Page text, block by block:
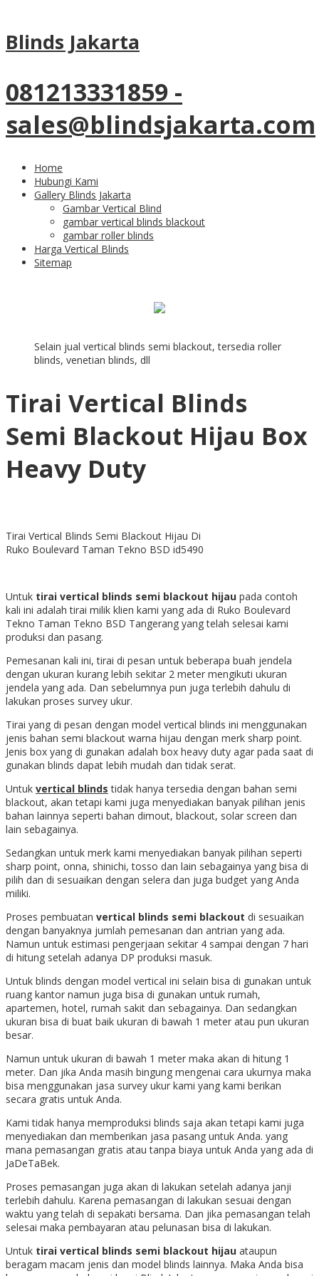
Blinds Jakarta
081213331859 -
sales@blindsjakarta.com
Home
Hubungi Kami
Gallery Blinds Jakarta
Gambar Vertical Blind
gambar vertical blinds blackout
gambar roller blinds
Harga Vertical Blinds
Sitemap
Tag Archives:
semi blackout sharp point
18 Jun
Hasil Pemasangan Tirai
Vertical Blinds Semi
Blackout Hijau Di Ruko
Boulevard Taman Tekno
BSD
Selain jual vertical blinds semi blackout, tersedia roller
blinds, venetian blinds, dll
Tirai Vertical Blinds
Semi Blackout Hijau Box
Heavy Duty
Tirai Vertical Blinds Semi Blackout Hijau Di
Ruko Boulevard Taman Tekno BSD id5490
Untuk tirai vertical blinds semi blackout hijau pada contoh
kali ini adalah tirai milik klien kami yang ada di Ruko Boulevard
Tekno Taman Tekno BSD Tangerang yang telah selesai kami
produksi dan pasang.
Pemesanan kali ini, tirai di pesan untuk beberapa buah jendela
dengan ukuran kurang lebih sekitar 2 meter mengikuti ukuran
jendela yang ada. Dan sebelumnya pun juga terlebih dahulu di
lakukan proses survey ukur.
Tirai yang di pesan dengan model vertical blinds ini menggunakan
jenis bahan semi blackout warna hijau dengan merk sharp point.
Jenis box yang di gunakan adalah box heavy duty agar pada saat di
gunakan blinds dapat lebih mudah dan tidak serat.
Untuk vertical blinds tidak hanya tersedia dengan bahan semi
blackout, akan tetapi kami juga menyediakan banyak pilihan jenis
bahan lainnya seperti bahan dimout, blackout, solar screen dan
lain sebagainya.
Sedangkan untuk merk kami menyediakan banyak pilihan seperti
sharp point, onna, shinichi, tosso dan lain sebagainya yang bisa di
pilih dan di sesuaikan dengan selera dan juga budget yang Anda
miliki.
Proses pembuatan vertical blinds semi blackout di sesuaikan
dengan banyaknya jumlah pemesanan dan antrian yang ada.
Namun untuk estimasi pengerjaan sekitar 4 sampai dengan 7 hari
di hitung setelah adanya DP produksi masuk.
Untuk blinds dengan model vertical ini selain bisa di gunakan untuk
ruang kantor namun juga bisa di gunakan untuk rumah,
apartemen, hotel, rumah sakit dan sebagainya. Dan sedangkan
ukuran bisa di buat baik ukuran di bawah 1 meter atau pun ukuran
besar.
Namun untuk ukuran di bawah 1 meter maka akan di hitung 1
meter. Dan jika Anda masih bingung mengenai cara ukurnya maka
bisa menggunakan jasa survey ukur kami yang kami berikan
secara gratis untuk Anda.
Kami tidak hanya memproduksi blinds saja akan tetapi kami juga
menyediakan dan memberikan jasa pasang untuk Anda. yang
mana pemasangan gratis atau tanpa biaya untuk Anda yang ada di
JaDeTaBek.
Proses pemasangan juga akan di lakukan setelah adanya janji
terlebih dahulu. Karena pemasangan di lakukan sesuai dengan
waktu yang telah di sepakati bersama. Dan jika pemasangan telah
selesai maka pembayaran atau pelunasan bisa di lakukan.
Untuk tirai vertical blinds semi blackout hijau ataupun
beragam macam jenis dan model blinds lainnya. Maka Anda bisa